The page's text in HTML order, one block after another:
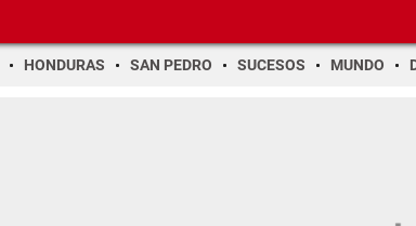
HONDURAS SAN PEDRO SUCESOS MUNDO